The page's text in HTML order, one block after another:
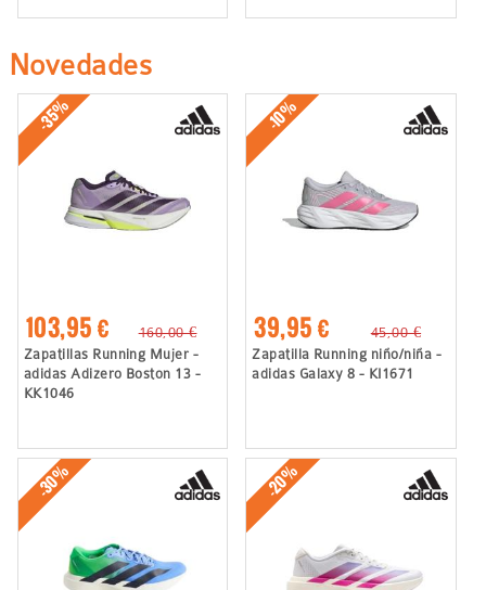
Novedades
-35%
103,95 €
160,00 €
Zapatillas Running Mujer -
adidas Adizero Boston 13 -
KK1046
-10%
39,95 €
45,00 €
Zapatilla Running niño/niña -
adidas Galaxy 8 - KI1671
-30% -20%